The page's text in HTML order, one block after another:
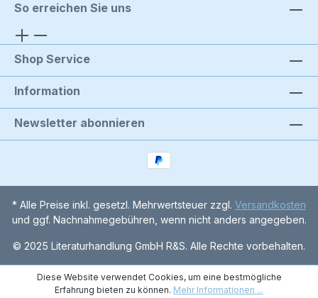
So erreichen Sie uns
Shop Service
Information
Newsletter abonnieren
* Alle Preise inkl. gesetzl. Mehrwertsteuer zzgl. Versandkosten
und ggf. Nachnahmegebühren, wenn nicht anders angegeben.
© 2025 Literaturhandlung GmbH R&S. Alle Rechte vorbehalten.
Diese Website verwendet Cookies, um eine bestmögliche
Erfahrung bieten zu können. Mehr Informationen ...